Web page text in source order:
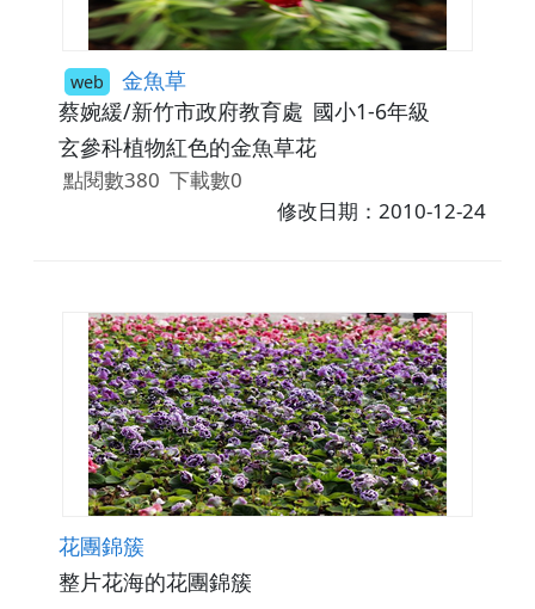
web 金魚草
蔡婉緩/新竹市政府教育處 國小1-6年級
玄參科植物紅色的金魚草花
點閱數380 下載數0
修改日期：2010-12-24
花團錦簇
整片花海的花團錦簇